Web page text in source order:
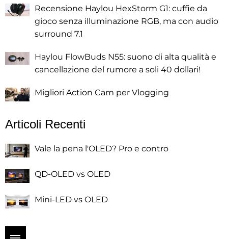
Recensione Haylou HexStorm G1: cuffie da
gioco senza illuminazione RGB, ma con audio
surround 7.1
Haylou FlowBuds N55: suono di alta qualità e
cancellazione del rumore a soli 40 dollari!
Migliori Action Cam per Vlogging
Articoli Recenti
Vale la pena l'OLED? Pro e contro
QD-OLED vs OLED
Mini-LED vs OLED